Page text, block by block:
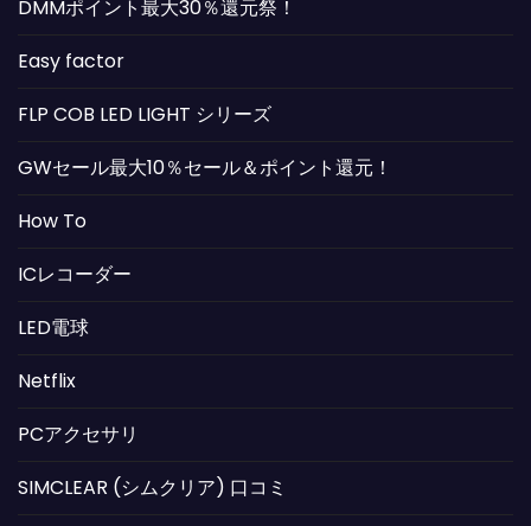
DMMポイント最大30％還元祭！
Easy factor
FLP COB LED LIGHT シリーズ
GWセール最大10％セール＆ポイント還元！
How To
ICレコーダー
LED電球
Netflix
PCアクセサリ
SIMCLEAR (シムクリア) 口コミ